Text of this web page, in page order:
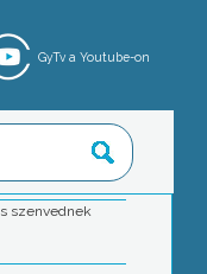
GyTv a Youtube-on
szenvednek